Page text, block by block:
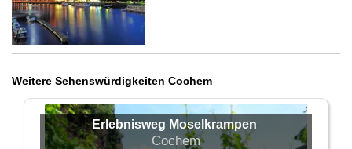
Weitere Sehenswürdigkeiten Cochem
Erlebnisweg Moselkrampen
Cochem